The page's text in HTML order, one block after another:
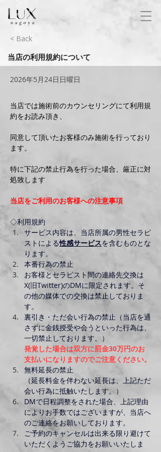
< Back
当店の利用規約について
2026年5月24日日曜日
当店では施術前のカウンセリングにて利用規
約をお読み頂き、
同意して頂いたお客様のみ施術を行っており
ます。
特に下記の禁止行為を行った場合、厳正に対
処致します
当店をご利用のお客様への注意事項
◇利用規約
サービス内容は、当店所属の男性セラピ
ストによる性感サービスを含むものとな
ります。
本番行為の禁止
お客様とセラピスト間の連絡先交換は
X(旧Twitter)のDMに限定されます。そ
の他の媒体での交換は禁止しておりま
す。
裏引き・ただ会い行為の禁止（当店を通
さずに金銭授受や会うといった行為は、
一切禁止しております。）
発覚した場合は双方に罰金30万円のお
支払いになりますのでご注意ください。
無料延長の禁止
（延長料金を伴わない延長は、上記ただ
会い行為に抵触いたします。）
DMで日程調整をされた場合、上記理由
によりお手数ではございますが、当店へ
のご連絡をお願いしております。
ご予約のキャンセルは出来る限り避けて
いただくようご協力をお願いいたしま